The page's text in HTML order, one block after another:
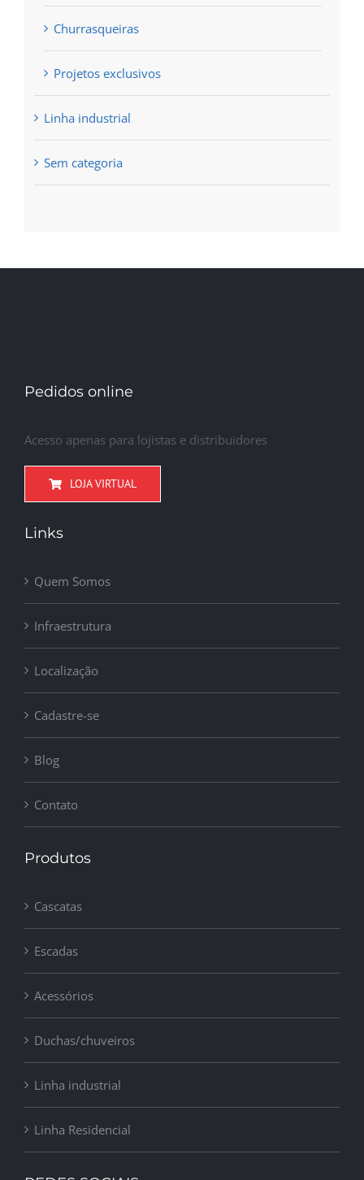
Churrasqueiras
Projetos exclusivos
Linha industrial
Sem categoria
Pedidos online
Acesso apenas para lojistas e distribuidores
LOJA VIRTUAL
Links
Quem Somos
Infraestrutura
Localização
Cadastre-se
Blog
Contato
Produtos
Cascatas
Escadas
Acessórios
Duchas/chuveiros
Linha industrial
Linha Residencial